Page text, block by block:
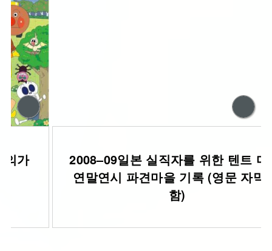
2008–09일본 실직자를 위한 텐트 마을:
연말연시 파견마을 기록 (영문 자막 포